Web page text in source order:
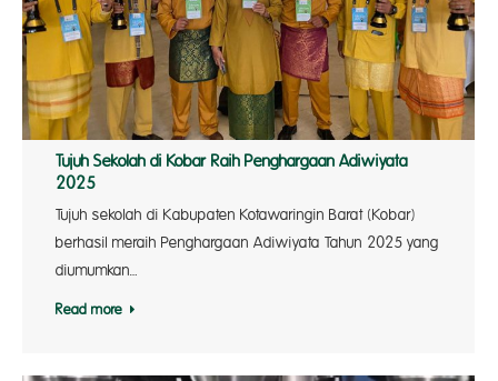
Tujuh Sekolah di Kobar Raih Penghargaan Adiwiyata
2025
Tujuh sekolah di Kabupaten Kotawaringin Barat (Kobar)
berhasil meraih Penghargaan Adiwiyata Tahun 2025 yang
diumumkan…
Read more